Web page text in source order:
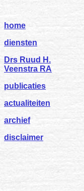
home
diensten
Drs Ruud H.
Veenstra RA
publicaties
actualiteiten
archief
disclaimer